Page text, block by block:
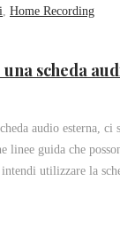
Home Recording
scheda
audio esterna,
linee guida che
utilizzare la